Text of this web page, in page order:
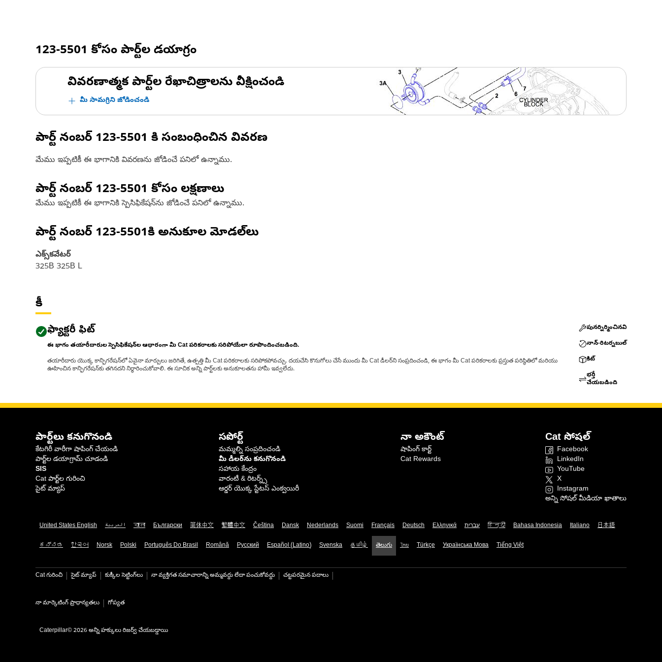
123-5501 కోసం పార్ట్‌ల డయాగ్రం
వివరణాత్మక పార్ట్‌ల రేఖాచిత్రాలను వీక్షించండి
మీ సామగ్రిని జోడించండి
పార్ట్ నంబర్ 123-5501 కి సంబంధించిన వివరణ
మేము ఇప్పటికీ ఈ భాగానికి వివరణను జోడించే పనిలో ఉన్నాము.
పార్ట్ నంబర్ 123-5501 కోసం లక్షణాలు
మేము ఇప్పటికీ ఈ భాగానికి స్పెసిఫికేషన్‌ను జోడించే పనిలో ఉన్నాము.
పార్ట్ నంబర్ 123-5501కి అనుకూల మోడల్‌లు
ఎక్స్‌కవేటర్
325B 325B L
కీ
ఫ్యాక్టరీ ఫిట్
ఈ భాగం తయారీదారుల స్పెసిఫికేషన్‌ల ఆధారంగా మీ Cat పరికరాలకు సరిపోయేలా రూపొందించబడింది.
తయారీదారు యొక్క కాన్ఫిగరేషన్‌లో ఏవైనా మార్పులు జరిగితే, ఉత్పత్తి మీ Cat పరికరాలకు సరిపోకపోవచ్చు. దయచేసి కొనుగోలు చేసే ముందు మీ Cat డీలర్‌ని సంప్రదించండి, ఈ భాగం మీ Cat పరికరాలకు ప్రస్తుత పరిస్థితిలో మరియు
ఊహించిన కాన్ఫిగరేషన్‌కు తగినదని నిర్ధారించుకోవాలి. ఈ సూచిక అన్ని పార్ట్‌లకు అనుకూలతను హామీ ఇవ్వలేదు.
పునర్నిర్మించినవి
నాన్-రిటర్నబుల్
కిట్
భర్తీ
చేయబడింది
పార్ట్‌లు కనుగొనండి
కేటగిరీ వారీగా షాపింగ్ చేయండి
పార్ట్‌ల డయాగ్రామ్ చూడండి
SIS
Cat పార్ట్‌ల గురించి
సైట్ మ్యాప్
సపోర్ట్
మమ్మల్ని సంప్రదించండి
మీ డీలర్‌ను కనుగొనండి
సహాయ కేంద్రం
వారంటీ & రిటర్న్స్
ఆర్డర్ యొక్క స్టేటస్ ఎంక్వయిరీ
నా అకౌంట్
షాపింగ్ కార్ట్
Cat Rewards
Cat సోషల్
Facebook
LinkedIn
YouTube
X
Instagram
అన్ని సోషల్ మీడియా ఖాతాలు
United States English العربية বাংলা Български 简体中文 繁體中文 Čeština Dansk Nederlands Suomi Français Deutsch Ελληνικά עברית हिन्दी Bahasa Indonesia Italiano 日本語
ಕನ್ನಡ 한국어 Norsk Polski Português Do Brasil Română Русский Español (Latino) Svenska தமிழ் తెలుగు ไทย Türkçe Українська Мова Tiếng Việt
Cat గురించి సైట్ మ్యాప్ కుక్కీల సెట్టింగ్‌లు నా వ్యక్తిగత సమాచారాన్ని అమ్మవద్దు లేదా పంచుకోవద్దు చట్టపరమైన పదాలు
నా మార్కెటింగ్ ప్రాధాన్యతలు గోప్యత
Caterpillar© 2026 అన్ని హక్కులు రిజర్వ్ చేయబడ్డాయి